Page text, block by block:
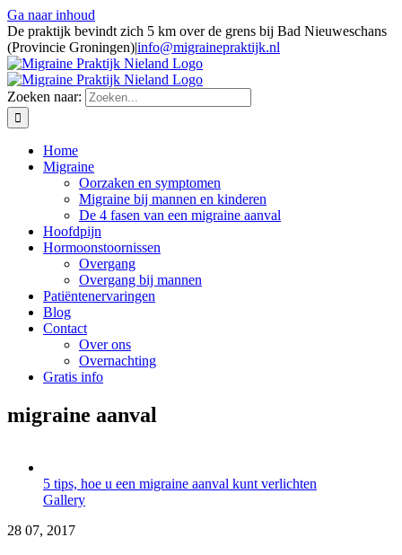
Ga naar inhoud
De praktijk bevindt zich 5 km over de grens bij Bad Nieuweschans
(Provincie Groningen)|info@migrainepraktijk.nl
Zoeken naar:
Home
Migraine
Oorzaken en symptomen
Migraine bij mannen en kinderen
De 4 fasen van een migraine aanval
Hoofdpijn
Hormoonstoornissen
Overgang
Overgang bij mannen
Patiëntenervaringen
Blog
Contact
Over ons
Overnachting
Gratis info
migraine aanval
5 tips, hoe u een migraine aanval kunt verlichten
Gallery
28 07, 2017